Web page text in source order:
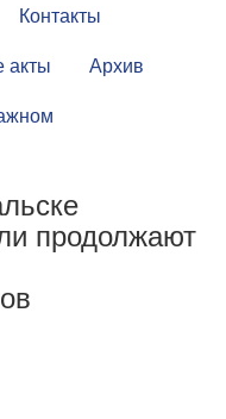
Контакты
акты
Архив
продолжают